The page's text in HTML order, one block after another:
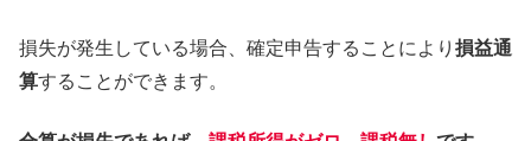
損失が発生している場合、確定申告することにより 損益通
算することができます。